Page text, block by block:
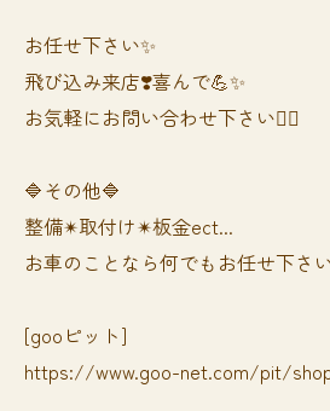
お任せ下さい✨
飛び込み来店❣️喜んで💪✨
お気軽にお問い合わせ下さい🙆‍♀️
🔷その他🔷
整備✴︎取付け✴︎板金ect...
お車のことなら何でもお任せ下さ
[gooピット]
https://www.goo-net.com/pit/